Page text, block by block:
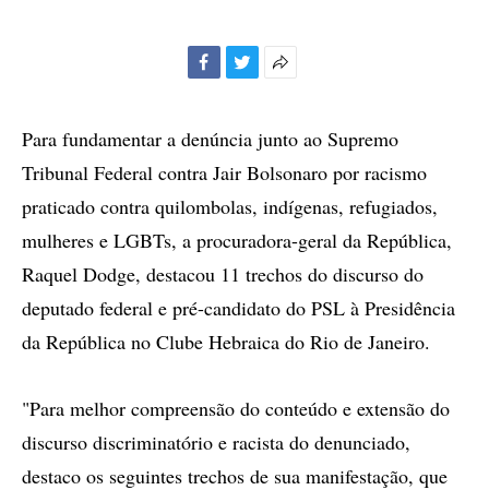
compartilhamento
Para fundamentar a denúncia junto ao Supremo
Tribunal Federal contra Jair Bolsonaro por racismo
praticado contra quilombolas, indígenas, refugiados,
mulheres e LGBTs, a procuradora-geral da República,
Raquel Dodge, destacou 11 trechos do discurso do
deputado federal e pré-candidato do PSL à Presidência
da República no Clube Hebraica do Rio de Janeiro.
"Para melhor compreensão do conteúdo e extensão do
discurso discriminatório e racista do denunciado,
destaco os seguintes trechos de sua manifestação, que